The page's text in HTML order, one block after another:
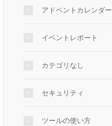
アドベントカレンダー
イベントレポート
カテゴリなし
セキュリティ
ツールの使い方